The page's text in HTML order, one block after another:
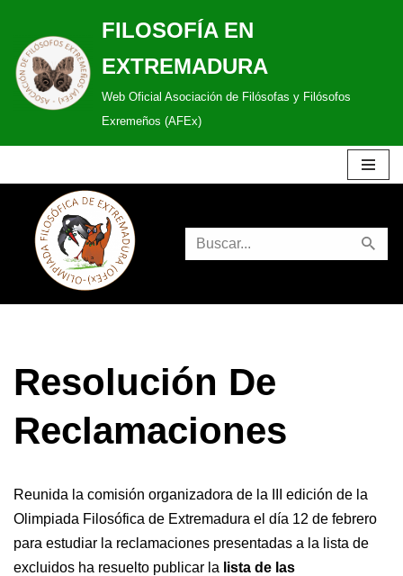
Saltar
al
contenido
FILOSOFÍA EN
EXTREMADURA
Web Oficial Asociación de Filósofas y Filósofos
Exremeños (AFEx)
Resolución De
Reclamaciones
Reunida la comisión organizadora de la III edición de la
Olimpiada Filosófica de Extremadura el día 12 de febrero
para estudiar la reclamaciones presentadas a la lista de
excluidos ha resuelto publicar la lista de las